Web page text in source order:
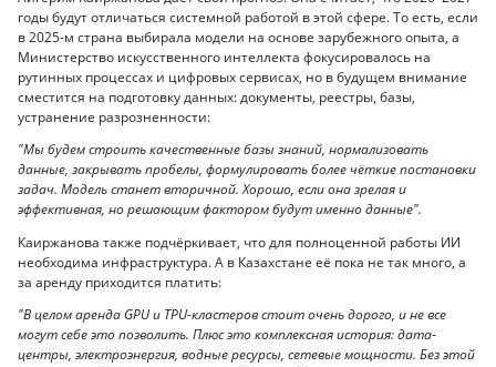
годы будут отличаться системной работой в этой сфере. То есть, если
в 2025-м страна выбирала модели на основе зарубежного опыта, а
Министерство искусственного интеллекта фокусировалось на
рутинных процессах и цифровых сервисах, но в будущем внимание
сместится на подготовку данных: документы, реестры, базы,
устранение разрозненности:
"Мы будем строить качественные базы знаний, нормализовать
данные, закрывать пробелы, формулировать более чёткие постановки
задач. Модель станет вторичной. Хорошо, если она зрелая и
эффективная, но решающим фактором будут именно данные".
Каиржанова также подчёркивает, что для полноценной работы ИИ
необходима инфраструктура. А в Казахстане её пока не так много, а
за аренду приходится платить:
"В целом аренда GPU и TPU-кластеров стоит очень дорого, и не все
могут себе это позволить. Плюс это комплексная история: дата-
центры, электроэнергия, водные ресурсы, сетевые мощности. Без этой